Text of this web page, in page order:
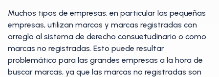
Muchos tipos de empresas, en particular las pequeñas
empresas, utilizan marcas y marcas registradas con
arreglo al sistema de derecho consuetudinario o como
marcas no registradas. Esto puede resultar
problemático para las grandes empresas a la hora de
buscar marcas, ya que las marcas no registradas son